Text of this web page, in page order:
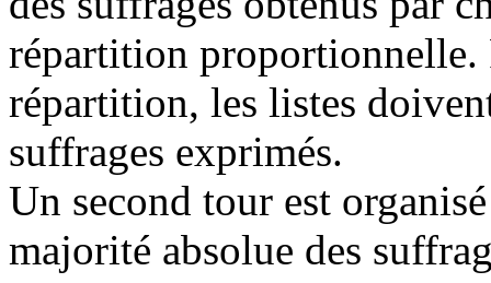
répartition proportionnelle.
répartition, les listes
suffrages exprimés.
Un second tour est
majorité absolue des